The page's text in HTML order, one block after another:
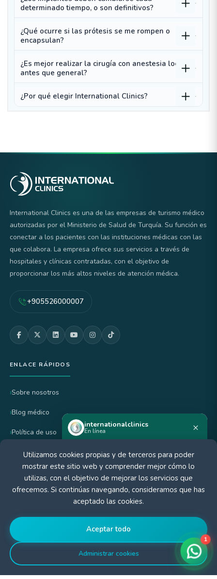
determinado tiempo, o son definitivos?
¿Qué ocurre si las prótesis se me rompen o
encapsulan?
¿Es mejor realizar la cirugía con anestesia local
antes que general?
¿Por qué elegir International Clinics?
1
internationalclinics
En línea ×
¿Necesitas ayuda?
Inicia un chat en WhatsApp —
respondemos rápido.
International Clinics es una de las empresas de turismo médico
autorizadas por el Ministerio de Salud de Turquía. Su función es
conectar a los pacientes con las instituciones médicas con las
que colabora. La empresa ofrece sus servicios a través de
hospitales y clínicas contratadas, con el objetivo de
proporcionar los más altos niveles de atención médica.
+905526000007
ENLACE RÁPIDOS
Sobre nosotros
Blog médico
Política de uso
política de privacidad
Política de cancelación y reembolso
Utilizamos cookies propias y de terceros para poder
mostrar este sitio web y comprender mejor cómo lo
utilizas, con el objetivo de mejorar los servicios que
ofrecemos. Si continúas navegando, consideramos que has
aceptado las cookies.
Aceptar todo
Administrar cookies